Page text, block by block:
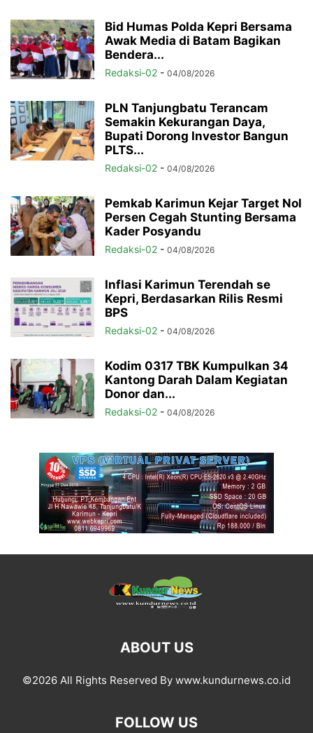
Bid Humas Polda Kepri Bersama
Awak Media di Batam Bagikan
Bendera...
Redaksi-02 - 04/08/2026
PLN Tanjungbatu Terancam
Semakin Kekurangan Daya,
Bupati Dorong Investor Bangun
PLTS...
Redaksi-02 - 04/08/2026
Pemkab Karimun Kejar Target Nol
Persen Cegah Stunting Bersama
Kader Posyandu
Redaksi-02 - 04/08/2026
Inflasi Karimun Terendah se
Kepri, Berdasarkan Rilis Resmi
BPS
Redaksi-02 - 04/08/2026
Kodim 0317 TBK Kumpulkan 34
Kantong Darah Dalam Kegiatan
Donor dan...
Redaksi-02 - 04/08/2026
ABOUT US
©2026 All Rights Reserved By www.kundurnews.co.id
FOLLOW US